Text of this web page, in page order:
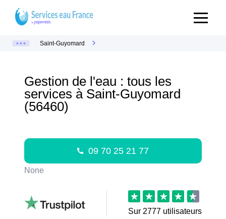
Saint-Guyomard
Gestion de l'eau : tous les
services à Saint-Guyomard
(56460)
09 70 25 21 77
None
Sur 2777 utilisateurs